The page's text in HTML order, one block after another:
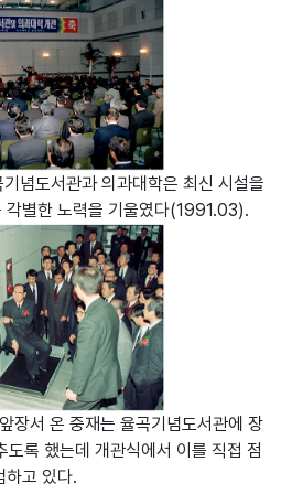
념도서관과 의과대학은 최신 시설을
각별한 노력을 기울였다(1991.03).
장서 온 중재는 율곡기념도서관에 장
록 했는데 개관식에서 이를 직접 점
하고 있다.